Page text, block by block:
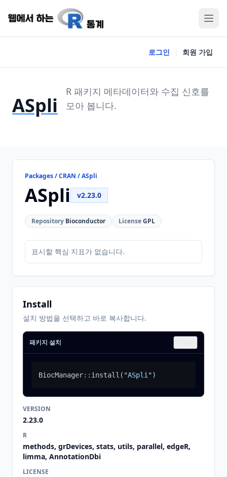
로그인 회원 가입
ASpli
R 패키지 메타데이터와 수집 신호를
모아 봅니다.
Packages / CRAN / ASpli
ASpli v2.23.0
Repository Bioconductor LicenseGPL
표시할 핵심 지표가 없습니다.
Install
설치 방법을 선택하고 바로 복사합니다.
패키지 설치
BiocManager:: install ( "ASpli")
VERSION
2.23.0
R
methods, grDevices, stats, utils, parallel, edgeR,
limma, AnnotationDbi
LICENSE